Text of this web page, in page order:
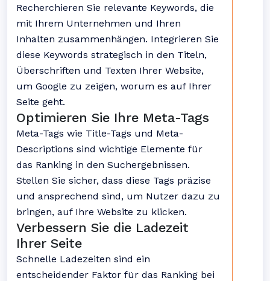
Recherchieren Sie relevante Keywords, die
mit Ihrem Unternehmen und Ihren
Inhalten zusammenhängen. Integrieren Sie
diese Keywords strategisch in den Titeln,
Überschriften und Texten Ihrer Website,
um Google zu zeigen, worum es auf Ihrer
Seite geht.
Optimieren Sie Ihre Meta-Tags
Meta-Tags wie Title-Tags und Meta-
Descriptions sind wichtige Elemente für
das Ranking in den Suchergebnissen.
Stellen Sie sicher, dass diese Tags präzise
und ansprechend sind, um Nutzer dazu zu
bringen, auf Ihre Website zu klicken.
Verbessern Sie die Ladezeit
Ihrer Seite
Schnelle Ladezeiten sind ein
entscheidender Faktor für das Ranking bei